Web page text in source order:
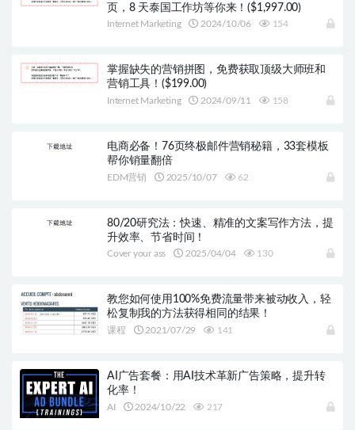
页，8 天泰国工作坊等你来！($1,997.00)
Internet Marketing 2024/10/06 154
掌握缺失的营销拼图，免费获取顶级大师班和
营销工具！($199.00)
Internet Marketing 2024/09/11 158
电商必备！76页终极邮件营销秘籍，33套模板
帮你销量翻倍
EDM营销 2025/10/07 62
80/20研究法：快速、精准的文案写作方法，提
升效率、节省时间！
Cover your ass 2025/04/04 130
教您如何使用100%免费流量带来被动收入，轻
松复制我的方法获得相同的结果！
课程 2021/07/29 141
AI广告套餐：用AI技术革新广告策略，提升转
化率！
AI 2024/10/22 217